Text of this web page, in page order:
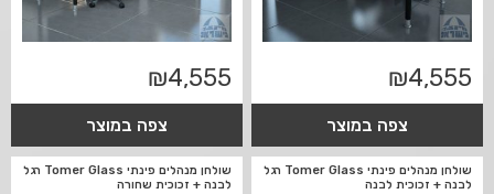
₪4,555
צפה במוצר
₪4,555
צפה במוצר
שולחן מנהלים פינתי Tomer Glass רגל
לבנה + זכוכית לבנה
שולחן מנהלים פינתי Tomer Glass רגל
לבנה + זכוכית שחורה